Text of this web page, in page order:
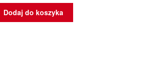
Dodaj do koszyka